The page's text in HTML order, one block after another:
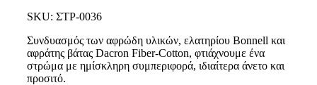
ΣΤΡΩΜΑΤΑ
ΠΡΟΪΟΝΤΑ ΥΠΝΟΥ
ΜΑΞΙΛΑΡΙΑ
ΚΑΛΥΜΜΑΤΑ
Κύδωνας Ηοtel
Τάλως Hotel
SKU: ΣΤΡ-0036
Συνδυασμός των αφρώδη υλικών, ελατηρίου Bonnell και
αφράτης βάτας Dacron Fiber-Cotton, φτιάχνουμε ένα
στρώμα με ημίσκληρη συμπεριφορά, ιδιαίτερα άνετο και
προσιτό.